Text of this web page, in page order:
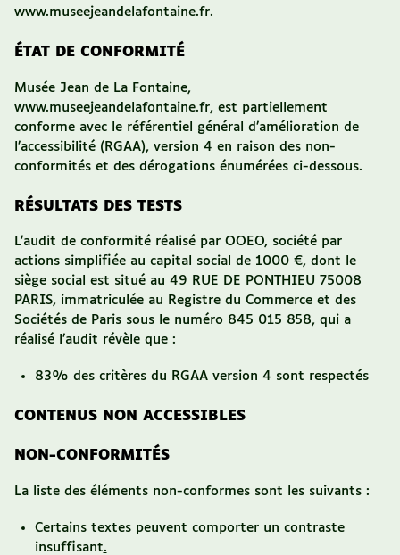
www.museejeandelafontaine.fr.
ÉTAT DE CONFORMITÉ
Musée Jean de La Fontaine,
www.museejeandelafontaine.fr, est partiellement
conforme avec le référentiel général d’amélioration de
l’accessibilité (RGAA), version 4 en raison des non-
conformités et des dérogations énumérées ci-dessous.
RÉSULTATS DES TESTS
L’audit de conformité réalisé par OOEO, société par
actions simplifiée au capital social de 1000 €, dont le
siège social est situé au 49 RUE DE PONTHIEU 75008
PARIS, immatriculée au Registre du Commerce et des
Sociétés de Paris sous le numéro 845 015 858, qui a
réalisé l’audit révèle que :
83% des critères du RGAA version 4 sont respectés
CONTENUS NON ACCESSIBLES
NON-CONFORMITÉS
La liste des éléments non-conformes sont les suivants :
Certains textes peuvent comporter un contraste
insuffisant.